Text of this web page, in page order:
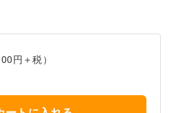
円＋税）